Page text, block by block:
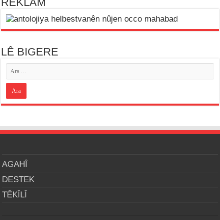
LÊ BIGERE
AGAHÎ
DESTEK
TÊKÎLÎ